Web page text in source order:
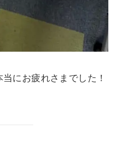
にお疲れさまでした！